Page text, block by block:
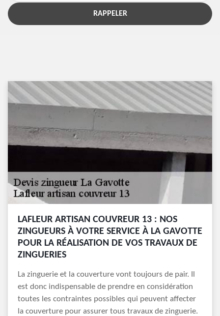
LAFLEUR ARTISAN COUVREUR 13 : NOS
ZINGUEURS À VOTRE SERVICE À LA GAVOTTE
POUR LA RÉALISATION DE VOS TRAVAUX DE
ZINGUERIES
La zinguerie et la couverture vont toujours de pair. Il
est donc indispensable de prendre en considération
toutes les contraintes possibles qui peuvent affecter
la couverture pour assurer tous travaux de zinguerie.